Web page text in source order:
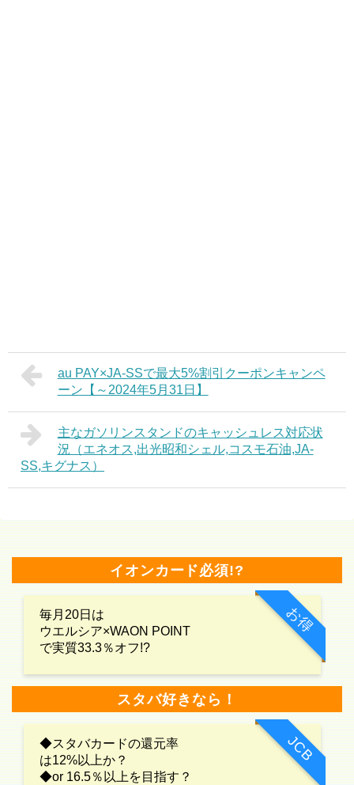
au PAY×JA-SSで最大5%割引クーポンキャンペ
ーン【～2024年5月31日】
主なガソリンスタンドのキャッシュレス対応状
況（エネオス,出光昭和シェル,コスモ石油,JA-
SS,キグナス）
イオンカード必須!?
お得
毎月20日は
ウエルシア×WAON POINT
で実質33.3％オフ!?
スタバ好きなら！
JCB
◆スタバカードの還元率
は12%以上か？
◆or 16.5％以上を目指す？